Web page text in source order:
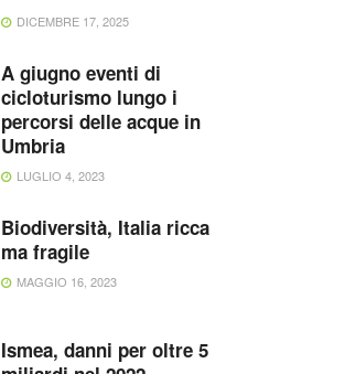
DICEMBRE 17, 2025
A giugno eventi di
cicloturismo lungo i
percorsi delle acque in
Umbria
LUGLIO 4, 2023
Biodiversità, Italia ricca
ma fragile
MAGGIO 16, 2023
Ismea, danni per oltre 5